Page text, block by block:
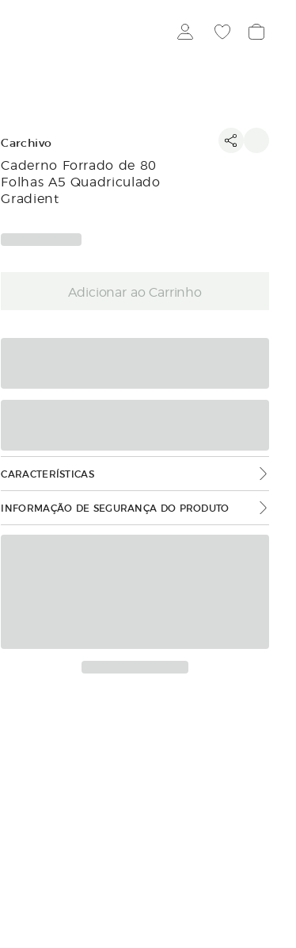
Carchivo
Caderno Forrado de 80
Folhas A5 Quadriculado
Gradient
Adicionar ao Carrinho
CARACTERÍSTICAS
INFORMAÇÃO DE SEGURANÇA DO PRODUTO